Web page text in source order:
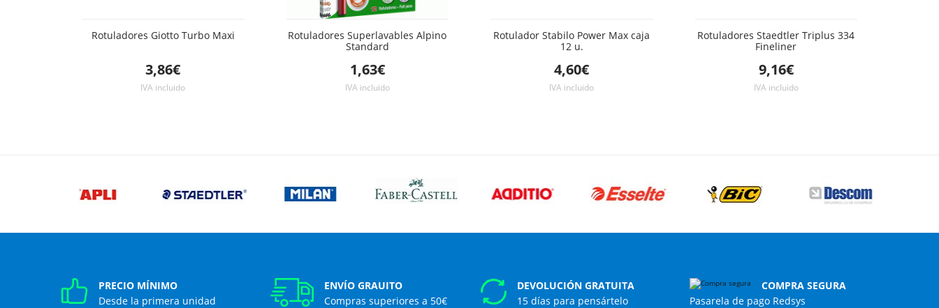
Rotuladores Giotto Turbo Maxi
3,86€
IVA incluido
Rotuladores Superlavables Alpino
Standard
1,63€
IVA incluido
Rotulador Stabilo Power Max caja
12 u.
4,60€
IVA incluido
Rotuladores Staedtler Triplus 334
Fineliner
9,16€
IVA incluido
PRECIO MÍNIMO
Desde la primera unidad
ENVÍO GRAUITO
Compras superiores a 50€
DEVOLUCIÓN GRATUITA
15 días para pensártelo
COMPRA SEGURA
Pasarela de pago Redsys